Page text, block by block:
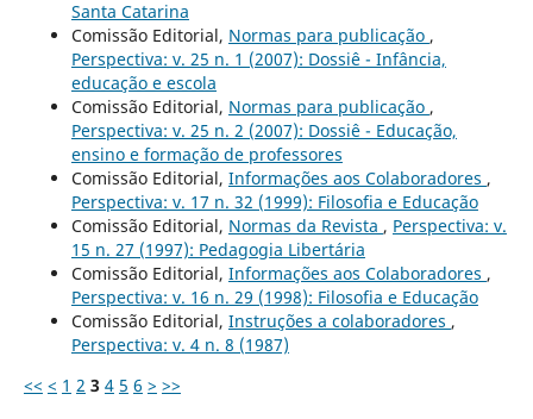
Santa Catarina
Comissão Editorial, Normas para publicação ,
Perspectiva: v. 25 n. 1 (2007): Dossiê - Infância,
educação e escola
Comissão Editorial, Normas para publicação ,
Perspectiva: v. 25 n. 2 (2007): Dossiê - Educação,
ensino e formação de professores
Comissão Editorial, Informações aos Colaboradores ,
Perspectiva: v. 17 n. 32 (1999): Filosofia e Educação
Comissão Editorial, Normas da Revista , Perspectiva: v.
15 n. 27 (1997): Pedagogia Libertária
Comissão Editorial, Informações aos Colaboradores ,
Perspectiva: v. 16 n. 29 (1998): Filosofia e Educação
Comissão Editorial, Instruções a colaboradores ,
Perspectiva: v. 4 n. 8 (1987)
<< < 1 2 3 4 5 6 > >>